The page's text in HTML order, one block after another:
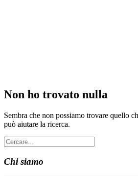
Non ho trovato nulla
Sembra che non possiamo trovare quello
può aiutare la ricerca.
Chi siamo